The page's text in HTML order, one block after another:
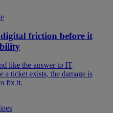
friction before it
like the answer to IT
a ticket exists, the damage is
fix it.